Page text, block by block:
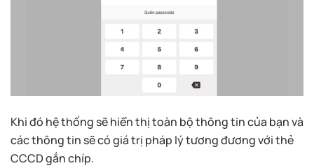
Khi đó hệ thống sẽ hiển thị toàn bộ thông tin của bạn và
các thông tin sẽ có giá trị pháp lý tương đương với thẻ
CCCD gắn chíp.